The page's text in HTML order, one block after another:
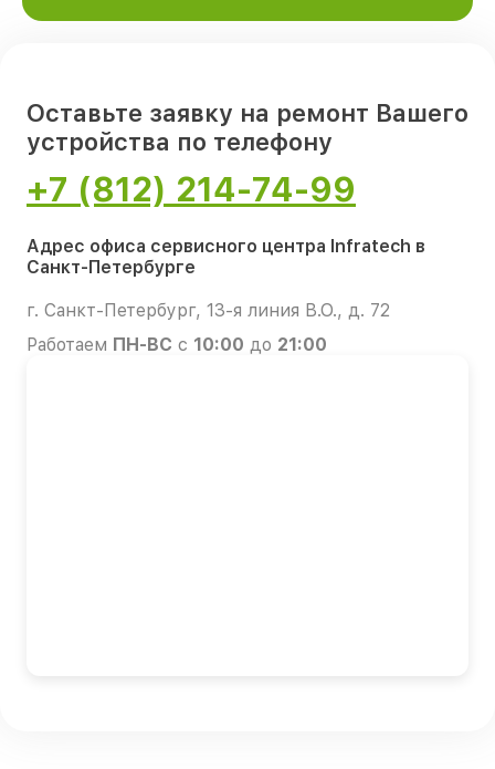
Оставьте заявку на ремонт Вашего
устройства по телефону
+7 (812) 214-74-99
Адрес офиса сервисного центра Infratech в
Санкт-Петербурге
г. Санкт-Петербург, 13-я линия В.О., д. 72
Работаем ПН-ВС с 10:00 до 21:00